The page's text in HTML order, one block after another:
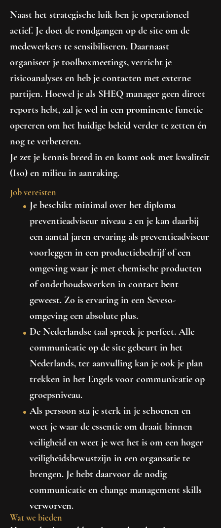
Naast het strategische luik ben je operationeel
actief. Je doet de rondgangen op de site om de
medewerkers te sensibiliseren. Daarnaast
organiseer je toolboxmeetings, verricht je
risicoanalyses en heb je contacten met externe
partijen. Hoewel je als SHEQ manager geen direct
reports hebt, zal je wel in een prominente functie
opereren om het huidige beleid verder te zetten én
nog te verbeteren.
Je zet je kennis breed in en komt ook met kwaliteit
(Iso) en milieu in aanraking.
Job vereisten
Je beschikt minimal over het diploma
preventieadviseur niveau 2 en je kan daarbij
een aantal jaren ervaring als preventieadviseur
voorleggen in een productiebedrijf of een
omgeving waar je met chemische producten
of onderhoudswerken in contact bent
geweest. Zo is ervaring in een Seveso-
omgeving een absolute plus.
De Nederlandse taal spreek je perfect. Alle
communicatie op de site gebeurt in het
Nederlands, ter aanvulling kan je ook je plan
trekken in het Engels voor communicatie op
groepsniveau.
Als persoon sta je sterk in je schoenen en
weet je waar de essentie om draait binnen
veiligheid en weet je wet het is om een hoger
veiligheidsbewustzijn in een organsatie te
brengen. Je hebt daarvoor de nodig
communicatie en change management skills
verworven.
Wat we bieden